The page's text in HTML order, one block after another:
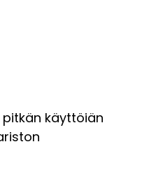
pitkän käyttöiän